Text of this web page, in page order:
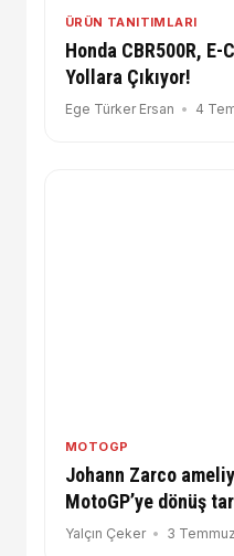
ÜRÜN TANITIMLARI
Honda CBR500R,
Yollara Çıkıyor!
Ege Türker Ersan 4
MOTOGP
Johann Zarco
MotoGP’ye dönüş
Yalçın Çeker 3